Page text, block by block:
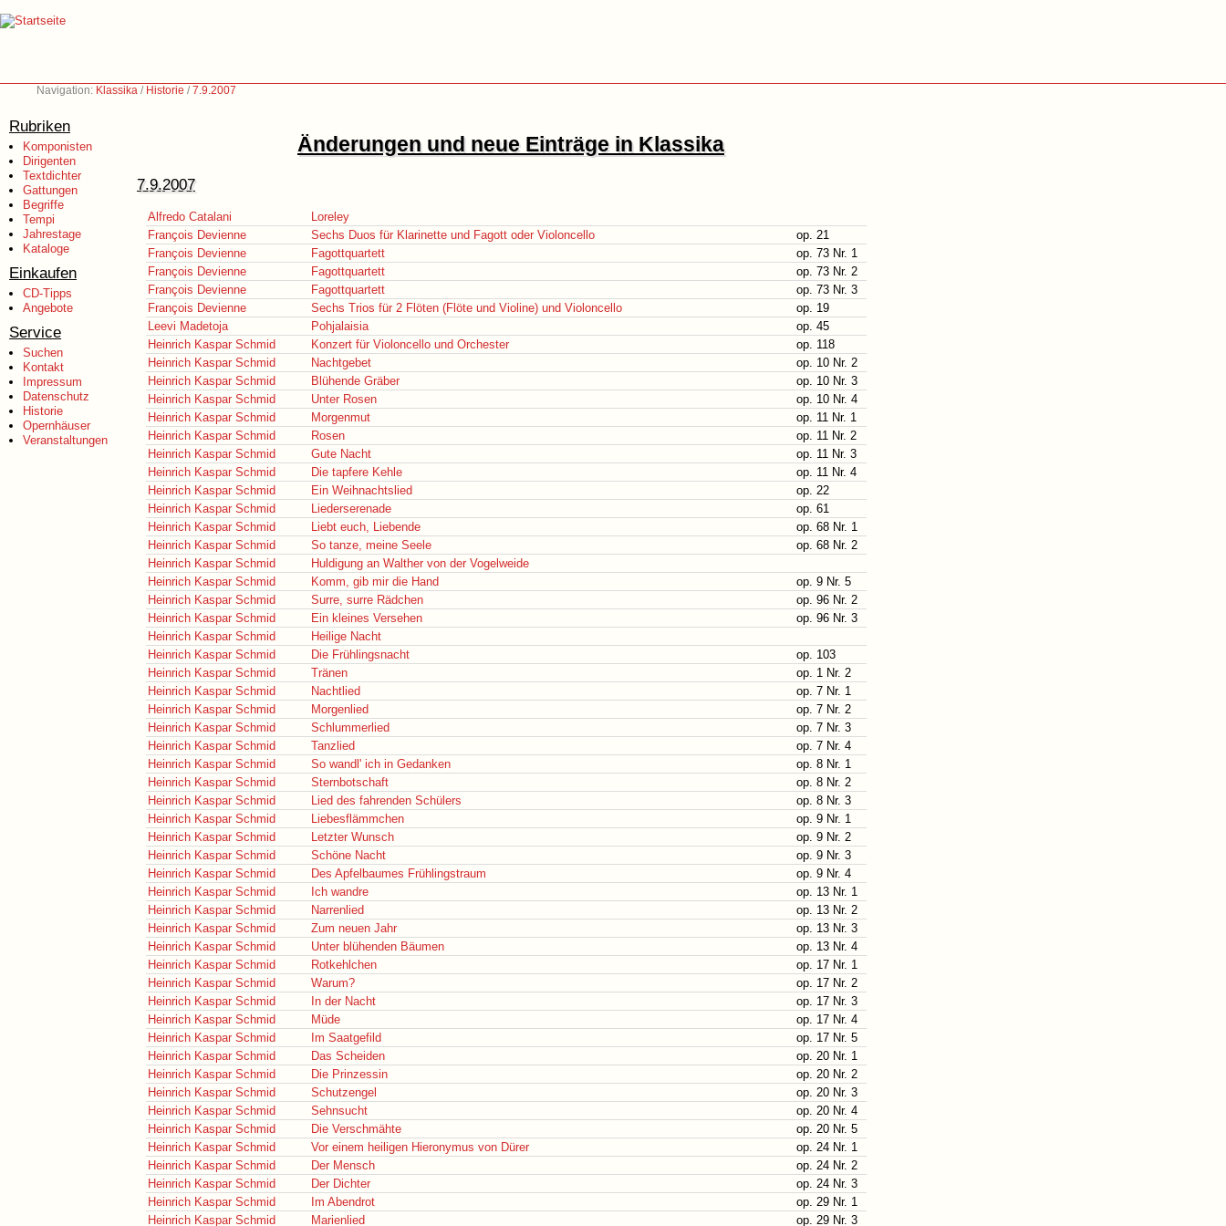
Navigation: Klassika / Historie /7.9.2007
Rubriken
Komponisten
Dirigenten
Textdichter
Gattungen
Begriffe
Tempi
Jahrestage
Kataloge
Einkaufen
CD-Tipps
Angebote
Service
Suchen
Kontakt
Impressum
Datenschutz
Historie
Opernhäuser
Veranstaltungen
Änderungen und neue Einträge in Klassika
7.9.2007
Alfredo Catalani
Loreley
François Devienne
Sechs Duos für Klarinette und Fagott oder Violoncello
op. 21
François Devienne
Fagottquartett
op. 73 Nr. 1
François Devienne
Fagottquartett
op. 73 Nr. 2
François Devienne
Fagottquartett
op. 73 Nr. 3
François Devienne
Sechs Trios für 2 Flöten (Flöte und Violine) und Violoncello
op. 19
Leevi Madetoja
Pohjalaisia
op. 45
Heinrich Kaspar Schmid
Konzert für Violoncello und Orchester
op. 118
Heinrich Kaspar Schmid
Nachtgebet
op. 10 Nr. 2
Heinrich Kaspar Schmid
Blühende Gräber
op. 10 Nr. 3
Heinrich Kaspar Schmid
Unter Rosen
op. 10 Nr. 4
Heinrich Kaspar Schmid
Morgenmut
op. 11 Nr. 1
Heinrich Kaspar Schmid
Rosen
op. 11 Nr. 2
Heinrich Kaspar Schmid
Gute Nacht
op. 11 Nr. 3
Heinrich Kaspar Schmid
Die tapfere Kehle
op. 11 Nr. 4
Heinrich Kaspar Schmid
Ein Weihnachtslied
op. 22
Heinrich Kaspar Schmid
Liederserenade
op. 61
Heinrich Kaspar Schmid
Liebt euch, Liebende
op. 68 Nr. 1
Heinrich Kaspar Schmid
So tanze, meine Seele
op. 68 Nr. 2
Heinrich Kaspar Schmid
Huldigung an Walther von der Vogelweide
Heinrich Kaspar Schmid
Komm, gib mir die Hand
op. 9 Nr. 5
Heinrich Kaspar Schmid
Surre, surre Rädchen
op. 96 Nr. 2
Heinrich Kaspar Schmid
Ein kleines Versehen
op. 96 Nr. 3
Heinrich Kaspar Schmid
Heilige Nacht
Heinrich Kaspar Schmid
Die Frühlingsnacht
op. 103
Heinrich Kaspar Schmid
Tränen
op. 1 Nr. 2
Heinrich Kaspar Schmid
Nachtlied
op. 7 Nr. 1
Heinrich Kaspar Schmid
Morgenlied
op. 7 Nr. 2
Heinrich Kaspar Schmid
Schlummerlied
op. 7 Nr. 3
Heinrich Kaspar Schmid
Tanzlied
op. 7 Nr. 4
Heinrich Kaspar Schmid
So wandl' ich in Gedanken
op. 8 Nr. 1
Heinrich Kaspar Schmid
Sternbotschaft
op. 8 Nr. 2
Heinrich Kaspar Schmid
Lied des fahrenden Schülers
op. 8 Nr. 3
Heinrich Kaspar Schmid
Liebesflämmchen
op. 9 Nr. 1
Heinrich Kaspar Schmid
Letzter Wunsch
op. 9 Nr. 2
Heinrich Kaspar Schmid
Schöne Nacht
op. 9 Nr. 3
Heinrich Kaspar Schmid
Des Apfelbaumes Frühlingstraum
op. 9 Nr. 4
Heinrich Kaspar Schmid
Ich wandre
op. 13 Nr. 1
Heinrich Kaspar Schmid
Narrenlied
op. 13 Nr. 2
Heinrich Kaspar Schmid
Zum neuen Jahr
op. 13 Nr. 3
Heinrich Kaspar Schmid
Unter blühenden Bäumen
op. 13 Nr. 4
Heinrich Kaspar Schmid
Rotkehlchen
op. 17 Nr. 1
Heinrich Kaspar Schmid
Warum?
op. 17 Nr. 2
Heinrich Kaspar Schmid
In der Nacht
op. 17 Nr. 3
Heinrich Kaspar Schmid
Müde
op. 17 Nr. 4
Heinrich Kaspar Schmid
Im Saatgefild
op. 17 Nr. 5
Heinrich Kaspar Schmid
Das Scheiden
op. 20 Nr. 1
Heinrich Kaspar Schmid
Die Prinzessin
op. 20 Nr. 2
Heinrich Kaspar Schmid
Schutzengel
op. 20 Nr. 3
Heinrich Kaspar Schmid
Sehnsucht
op. 20 Nr. 4
Heinrich Kaspar Schmid
Die Verschmähte
op. 20 Nr. 5
Heinrich Kaspar Schmid
Vor einem heiligen Hieronymus von Dürer
op. 24 Nr. 1
Heinrich Kaspar Schmid
Der Mensch
op. 24 Nr. 2
Heinrich Kaspar Schmid
Der Dichter
op. 24 Nr. 3
Heinrich Kaspar Schmid
Im Abendrot
op. 29 Nr. 1
Heinrich Kaspar Schmid
Marienlied op. 29 Nr. 3